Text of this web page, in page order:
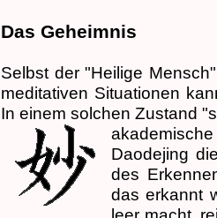
Das Geheimnis
Selbst der "Heilige
meditativen Situationen
In einem solchen Zustand
Daodejing
des
das erkannt